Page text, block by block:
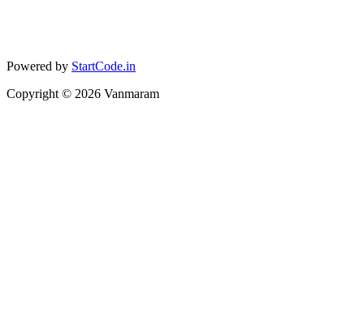
Powered by StartCode.in
Copyright © 2026 Vanmaram